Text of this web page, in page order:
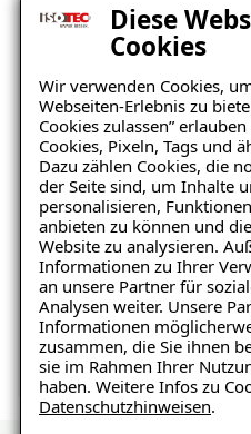
Diese
Cookies
Wir verwenden Cookies,
Webseiten-Erlebnis zu
Cookies zulassen”
Cookies, Pixeln, Tags und
Dazu zählen Cookies, die
der Seite sind, um Inhalte
personalisieren,
anbieten zu können und
Website zu analysieren.
Informationen zu Ihrer
an unsere Partner für
Analysen weiter. Unsere
Informationen
zusammen, die Sie ihnen
sie im Rahmen Ihrer
haben. Weitere Infos zu
Datenschutzhinweisen.
Baustoff
Behagliches
Wertsteigerung
Schnelle
Nicht brennbar
Ratgeber
– jetzt
E-Mail eingeben